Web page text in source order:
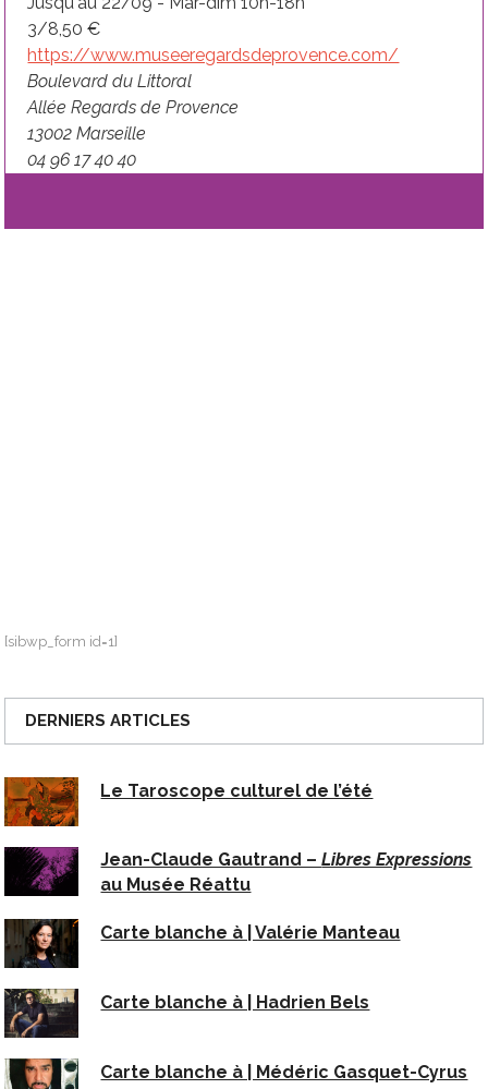
3/8,50 €
https://www.museeregardsdeprovence.com/
Boulevard du Littoral
Allée Regards de Provence
13002 Marseille
04 96 17 40 40
[sibwp_form id=1]
DERNIERS ARTICLES
Le Taroscope culturel de l’été
Jean-Claude Gautrand –Libres Expressions
au Musée Réattu
Carte blanche à | Valérie Manteau
Carte blanche à | Hadrien Bels
Carte blanche à | Médéric Gasquet-Cyrus